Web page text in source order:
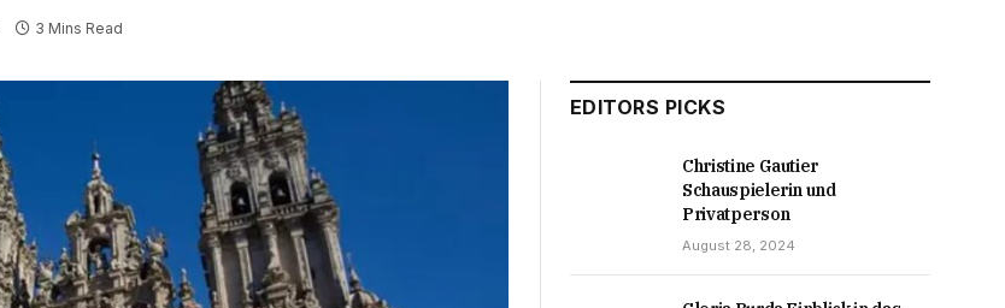
3 Mins Read
EDITORS PICKS
Christine Gautier
Schauspielerin und
Privatperson
August 28, 2024